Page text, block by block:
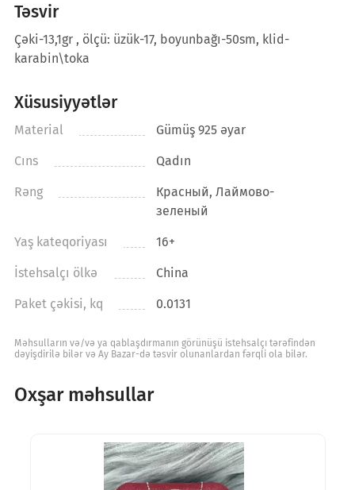
Təsvir
Çəki-13,1gr , ölçü: üzük-17, boyunbağı-50sm, klid-
karabin\toka
Xüsusiyyətlər
Material Gümüş 925 əyar
Cıns Qadın
Rəng
Красный, Лаймово-
зеленый
Yaş kateqoriyası 16+
İstehsalçı ölkə China
Paket çəkisi, kq 0.0131
Məhsulların və/və ya qablaşdırmanın görünüşü istehsalçı tərəfindən
dəyişdirilə bilər və Ay Bazar-də təsvir olunanlardan fərqli ola bilər.
Oxşar məhsullar